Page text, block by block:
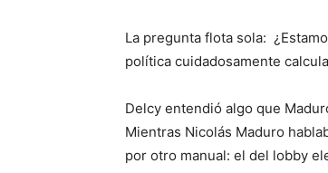
La pregunta flota sola:
política cuidadosamente
Delcy entendió algo que
Mientras Nicolás Maduro
por otro manual: el del lobby